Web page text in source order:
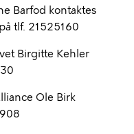
Barfod kontaktes
tlf. 21525160
Birgitte Kehler
Ole Birk